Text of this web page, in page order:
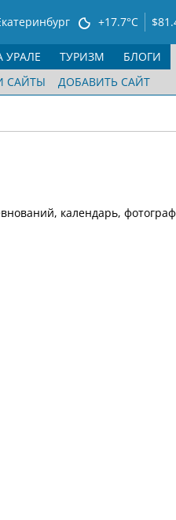
+17.7°C $
УРАЛЕ ТУРИЗМ БЛОГИ
САЙТЫ ДОБАВИТЬ САЙТ
календарь,